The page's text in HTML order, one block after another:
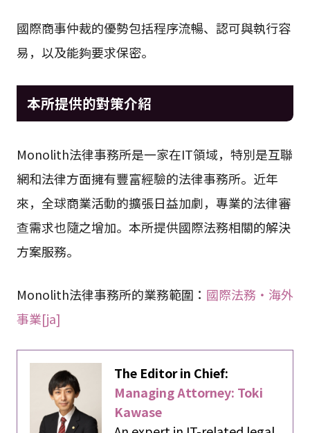
國際商事仲裁的優勢包括程序流暢、認可與執行容
易，以及能夠要求保密。
本所提供的對策介紹
Monolith法律事務所是一家在IT領域，特別是互聯
網和法律方面擁有豐富經驗的法律事務所。近年
來，全球商業活動的擴張日益加劇，專業的法律審
查需求也隨之增加。本所提供國際法務相關的解決
方案服務。
Monolith法律事務所的業務範圍： 國際法務・海外
事業[ja]
The Editor in Chief:
Managing Attorney: Toki
Kawase